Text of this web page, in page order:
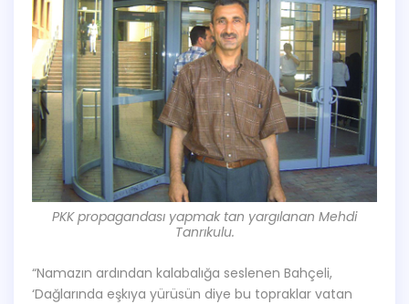
PKK propagandası yapmak tan yargılanan Mehdi
Tanrıkulu.
“Namazın ardından kalabalığa seslenen Bahçeli,
‘Dağlarında eşkıya yürüsün diye bu topraklar vatan